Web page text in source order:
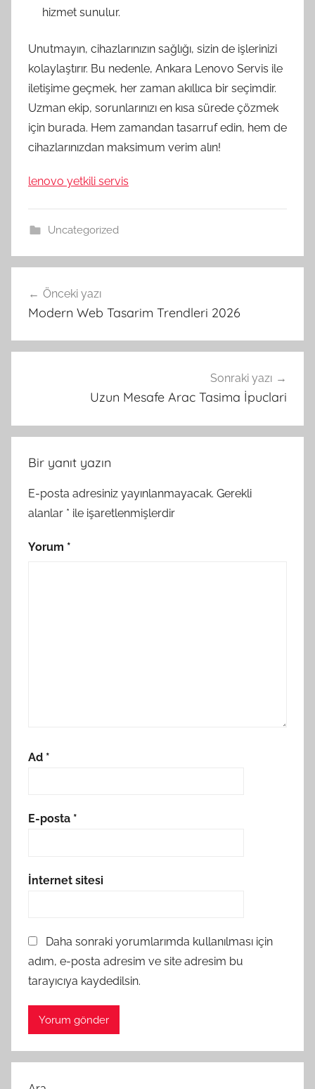
hizmet sunulur.
Unutmayın, cihazlarınızın sağlığı, sizin de işlerinizi
kolaylaştırır. Bu nedenle, Ankara Lenovo Servis ile
iletişime geçmek, her zaman akıllıca bir seçimdir.
Uzman ekip, sorunlarınızı en kısa sürede çözmek
için burada. Hem zamandan tasarruf edin, hem de
cihazlarınızdan maksimum verim alın!
lenovo yetkili servis
Uncategorized
gezinmesi
Önceki yazı
Modern Web Tasarim Trendleri 2026
Sonraki yazı
Uzun Mesafe Arac Tasima İpuclari
Bir yanıt yazın
E-posta adresiniz yayınlanmayacak. Gerekli
alanlar * ile işaretlenmişlerdir
Yorum *
Ad *
E-posta *
İnternet sitesi
Daha sonraki yorumlarımda kullanılması için
adım, e-posta adresim ve site adresim bu
tarayıcıya kaydedilsin.